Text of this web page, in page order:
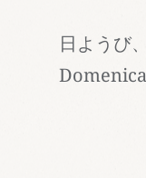
日ようび